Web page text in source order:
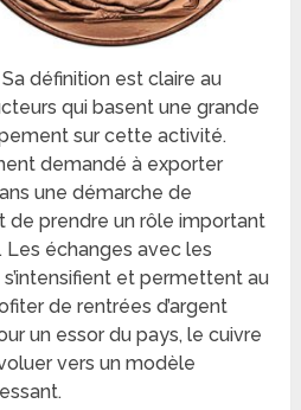
Sa définition est claire au
qui basent une grande
sur cette activité.
demandé à exporter
une démarche de
de prendre un rôle important
Les échanges avec les
et permettent au
de rentrées d’argent
un essor du pays, le cuivre
vers un modèle